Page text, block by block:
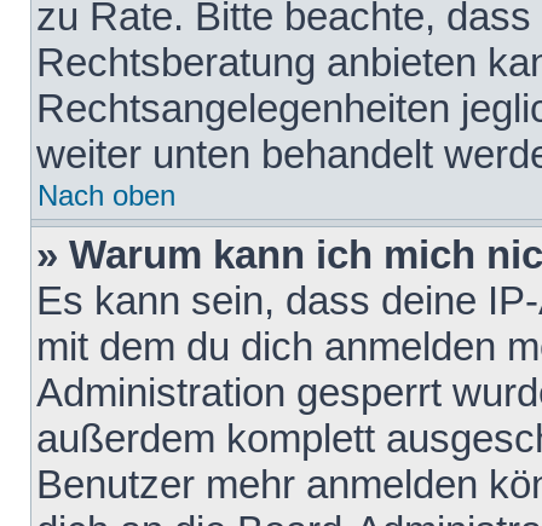
zu Rate. Bitte beachte,
Rechtsberatung anbieten
Rechtsangelegenheiten
weiter unten behandelt
Nach oben
» Warum kann ich mich
Es kann sein, dass deine
mit dem du dich anmelden
Administration gesperrt
außerdem komplett
Benutzer mehr anmelden